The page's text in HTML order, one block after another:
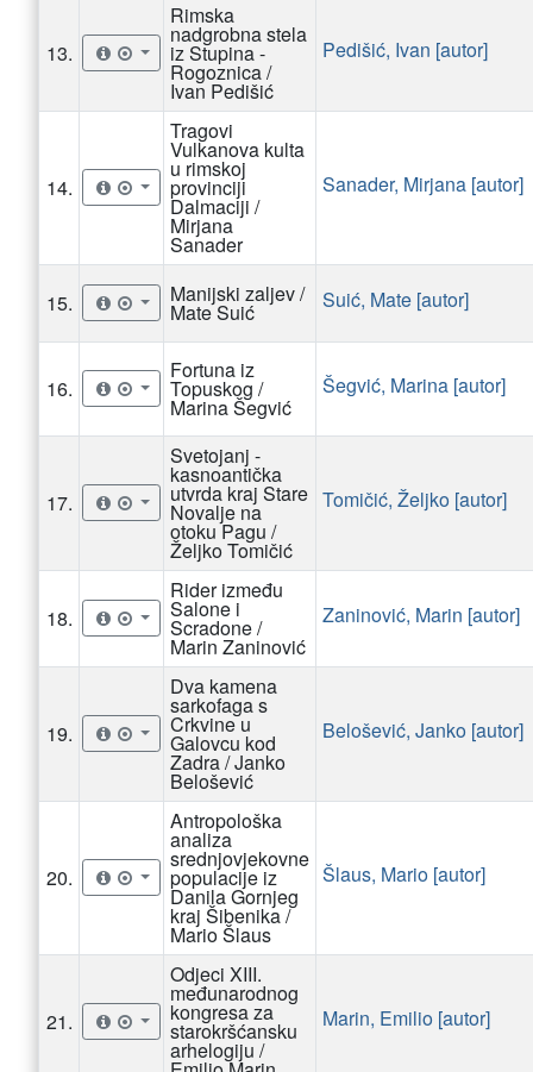
13.
Rimska
nadgrobna stela
iz Stupina -
Rogoznica /
Ivan Pedišić
Pedišić, Ivan [autor]
14.
Tragovi
Vulkanova kulta
u rimskoj
provinciji
Dalmaciji /
Mirjana
Sanader
Sanader, Mirjana [autor]
15. Manijski zaljev /
Mate Suić Suić, Mate [autor]
16.
Fortuna iz
Topuskog /
Marina Šegvić
Šegvić, Marina [autor]
17.
Svetojanj -
kasnoantička
utvrda kraj Stare
Novalje na
otoku Pagu /
Željko Tomičić
Tomičić, Željko [autor]
18.
Rider između
Salone i
Scradone /
Marin Zaninović
Zaninović, Marin [autor]
19.
Dva kamena
sarkofaga s
Crkvine u
Galovcu kod
Zadra / Janko
Belošević
Belošević, Janko [autor]
20.
Antropološka
analiza
srednjovjekovne
populacije iz
Danila Gornjeg
kraj Šibenika /
Mario Šlaus
Šlaus, Mario [autor]
21.
Odjeci XIII.
međunarodnog
kongresa za
starokršćansku
arhelogiju /
Marin, Emilio [autor]